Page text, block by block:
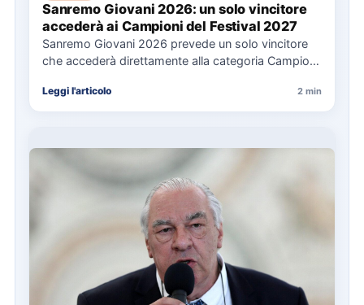
Sanremo Giovani 2026: un solo vincitore
accederà ai Campioni del Festival 2027
Sanremo Giovani 2026 prevede un solo vincitore
che accederà direttamente alla categoria Campioni
Leggi l'articolo 2 min